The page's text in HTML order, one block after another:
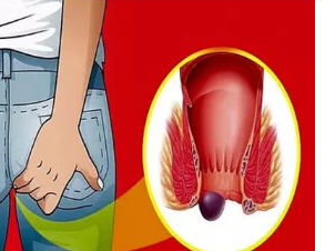
Neko iz vašeg okruženja može
budućnost.
koju niste očekivali.